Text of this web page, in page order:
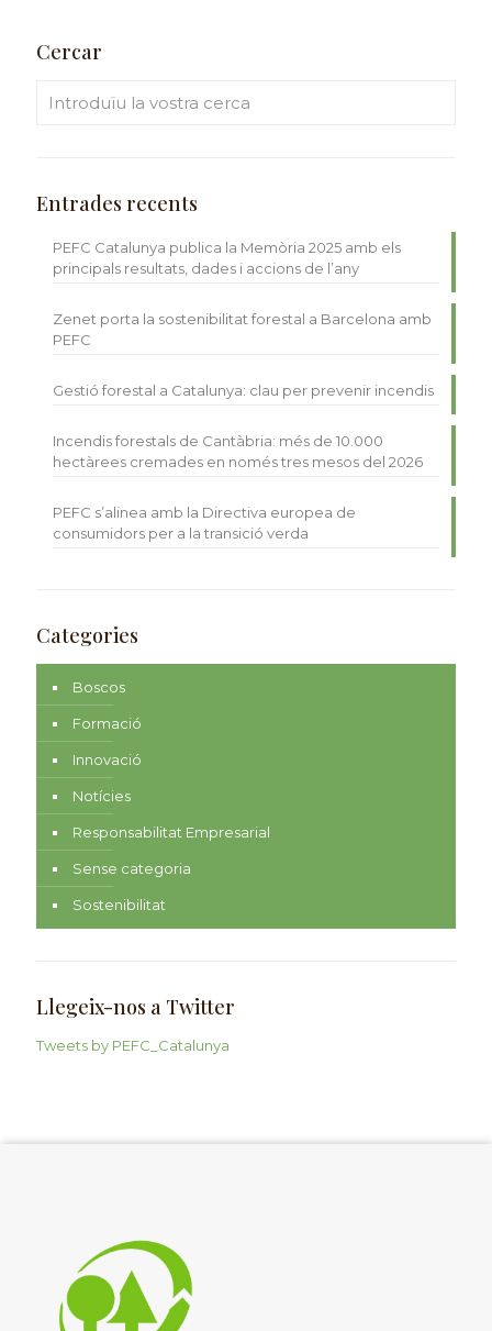
Cercar
Entrades recents
PEFC Catalunya publica la Memòria 2025 amb els
principals resultats, dades i accions de l’any
Zenet porta la sostenibilitat forestal a Barcelona amb
PEFC
Gestió forestal a Catalunya: clau per prevenir incendis
Incendis forestals de Cantàbria: més de 10.000
hectàrees cremades en només tres mesos del 2026
PEFC s’alinea amb la Directiva europea de
consumidors per a la transició verda
Categories
Boscos
Formació
Innovació
Notícies
Responsabilitat Empresarial
Sense categoria
Sostenibilitat
Llegeix-nos a Twitter
Tweets by PEFC_Catalunya